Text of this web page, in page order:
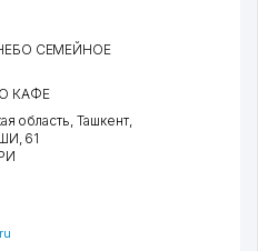
СЕМЕЙНОЕ
КАФЕ
область,Ташкент,
, 61